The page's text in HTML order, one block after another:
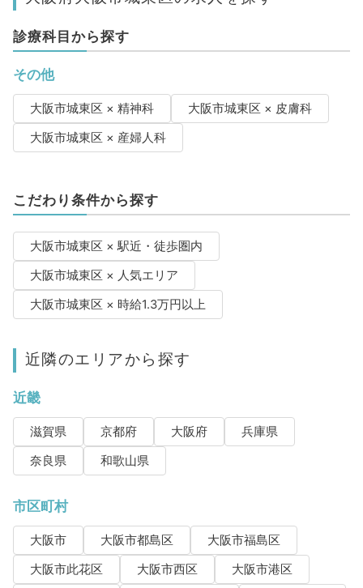
診療科目から探す
その他
大阪市城東区 × 精神科
大阪市城東区 × 皮膚科
大阪市城東区 × 産婦人科
こだわり条件から探す
大阪市城東区 × 駅近・徒歩圏内
大阪市城東区 × 人気エリア
大阪市城東区 × 時給1.3万円以上
近隣のエリアから探す
近畿
滋賀県 京都府 大阪府
兵庫県
奈良県
和歌山県
市区町村
大阪市 大阪市都島区
大阪市福島区
大阪市此花区
大阪市西区
大阪市港区